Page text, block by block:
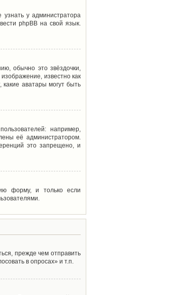
у администратора
phpBB на свой язык.
обычно это звёздочки,
известно как
какие аватары могут быть
например,
её администратором.
это запрещено, и
форму, и только если
прежде чем отправить
в опросах» и т.п.